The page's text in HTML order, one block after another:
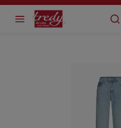
springen